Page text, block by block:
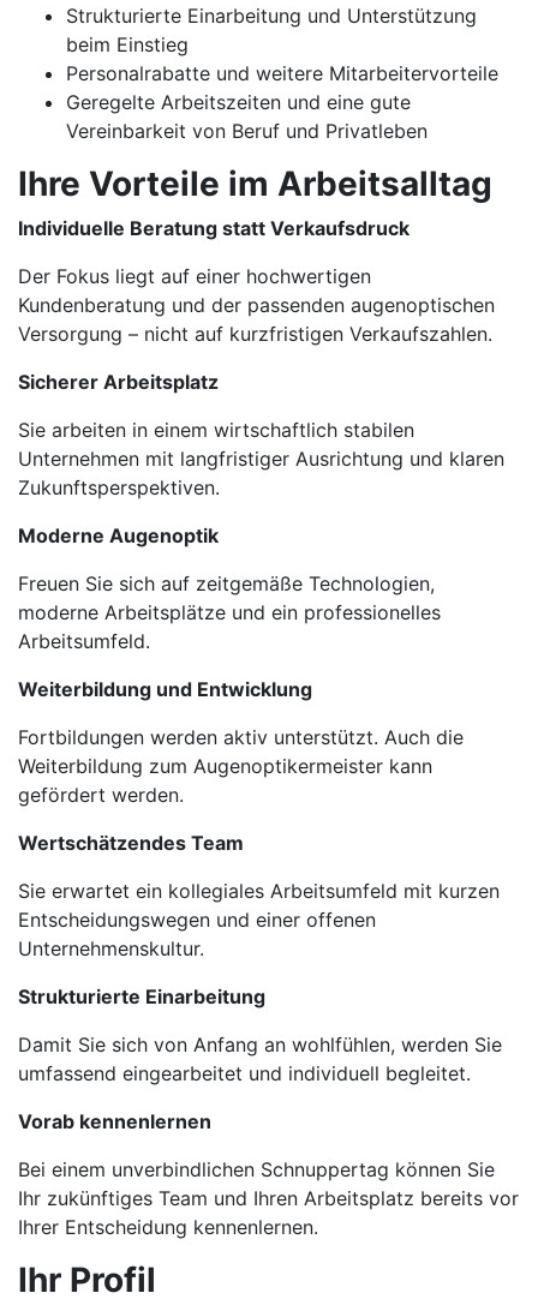
Strukturierte Einarbeitung und Unterstützung
beim Einstieg
Personalrabatte und weitere Mitarbeitervorteile
Geregelte Arbeitszeiten und eine gute
Vereinbarkeit von Beruf und Privatleben
Ihre Vorteile im Arbeitsalltag
Individuelle Beratung statt Verkaufsdruck
Der Fokus liegt auf einer hochwertigen
Kundenberatung und der passenden augenoptischen
Versorgung – nicht auf kurzfristigen Verkaufszahlen.
Sicherer Arbeitsplatz
Sie arbeiten in einem wirtschaftlich stabilen
Unternehmen mit langfristiger Ausrichtung und klaren
Zukunftsperspektiven.
Moderne Augenoptik
Freuen Sie sich auf zeitgemäße Technologien,
moderne Arbeitsplätze und ein professionelles
Arbeitsumfeld.
Weiterbildung und Entwicklung
Fortbildungen werden aktiv unterstützt. Auch die
Weiterbildung zum Augenoptikermeister kann
gefördert werden.
Wertschätzendes Team
Sie erwartet ein kollegiales Arbeitsumfeld mit kurzen
Entscheidungswegen und einer offenen
Unternehmenskultur.
Strukturierte Einarbeitung
Damit Sie sich von Anfang an wohlfühlen, werden Sie
umfassend eingearbeitet und individuell begleitet.
Vorab kennenlernen
Bei einem unverbindlichen Schnuppertag können Sie
Ihr zukünftiges Team und Ihren Arbeitsplatz bereits vor
Ihrer Entscheidung kennenlernen.
Ihr Profil